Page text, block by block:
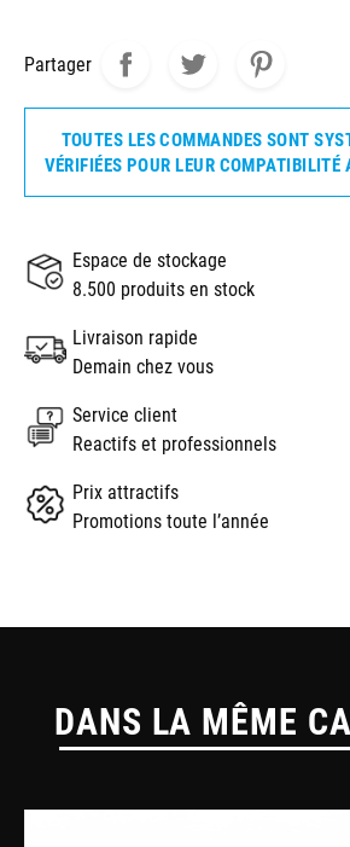
Partager
TOUTES LES COMMANDES SONT
VÉRIFIÉES POUR LEUR COMPATIBILITÉ
Espace de stockage
8.500 produits en stock
Livraison rapide
Demain chez vous
Service client
Reactifs et professionnels
Prix attractifs
Promotions toute l’année
DANS LA MÊME